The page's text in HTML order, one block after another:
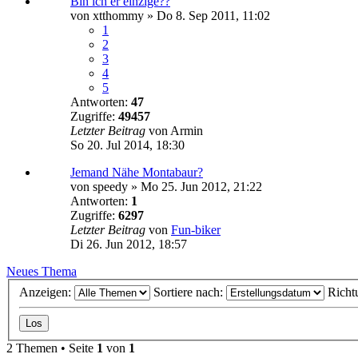
von xtthommy » Do 8. Sep 2011, 11:02
1
2
3
4
5
Antworten: 47
Zugriffe: 49457
Letzter Beitrag von Armin
So 20. Jul 2014, 18:30
Jemand Nähe Montabaur?
von speedy » Mo 25. Jun 2012, 21:22
Antworten: 1
Zugriffe: 6297
Letzter Beitrag von Fun-biker
Di 26. Jun 2012, 18:57
Neues Thema
Anzeigen:
Sortiere nach:
2 Themen • Seite 1 von 1